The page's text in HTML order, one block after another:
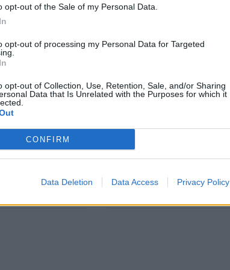
opt-out of the Sale of my Personal Data.
opt-out of processing my Personal Data for Targeted
opt-out of Collection, Use, Retention, Sale, and/or Sharing
Data that Is Unrelated with the Purposes for which it
CONFIRM
Data Deletion Data Access Privacy Policy
rozwiążą tę
świata!
9 kropek -
Ci się go
rozwiąże tę
zagadkę!